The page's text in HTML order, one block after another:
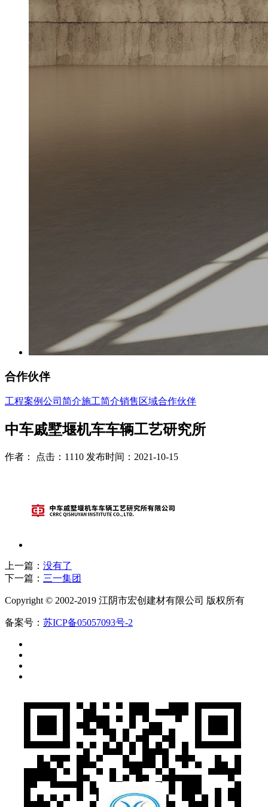
合作伙伴
工程案例公司简介施工简介销售区域合作伙伴
中车戚墅堰机车车辆工艺研究所
作者： 点击：1110 发布时间：2021-10-15
上一篇： 没有了
下一篇： 三一集团
Copyright © 2002-2019 江阴市宏创建材有限公司 版权所有
备案号： 苏ICP备05057093号-2